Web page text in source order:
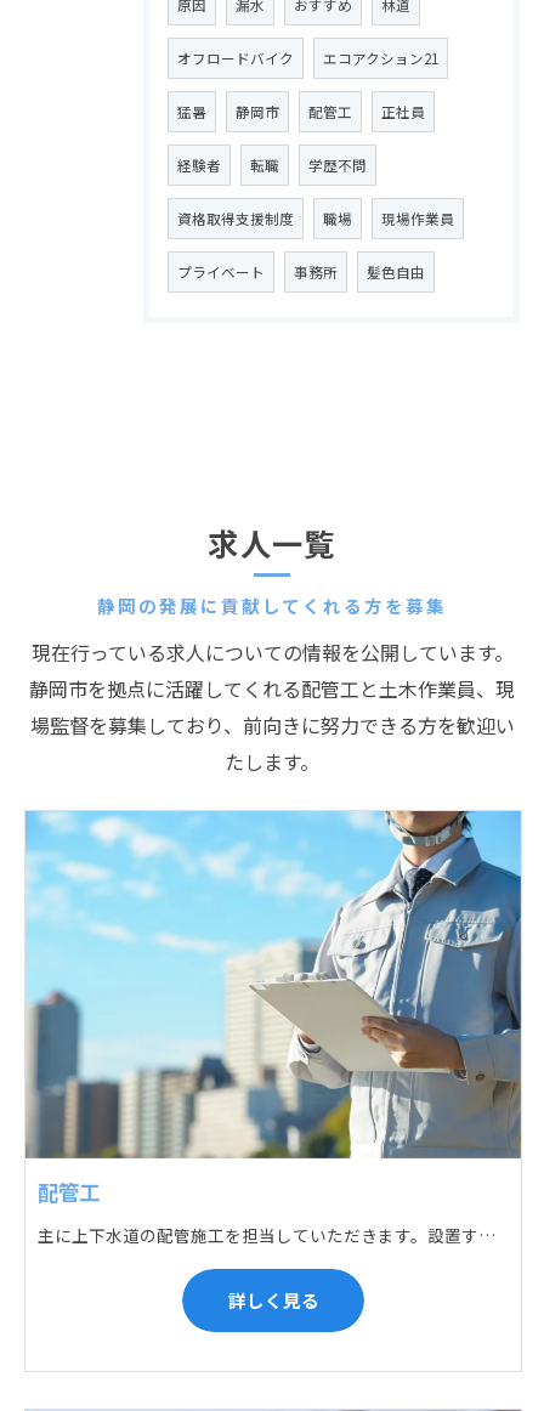
原因 漏水 おすすめ 林道
オフロードバイク エコアクション21
猛暑 静岡市 配管工 正社員
経験者 転職 学歴不問
資格取得支援制度 職場 現場作業員
プライベート 事務所 髪色自由
静岡の発展に貢献してくれる方を募集
求人一覧
現在行っている求人についての情報を公開しています。
静岡市を拠点に活躍してくれる配管工と土木作業員、現
場監督を募集しており、前向きに努力できる方を歓迎い
たします。
配管工
主に上下水道の配管施工を担当していただきます。設置する場所に応じて配管の形状や流れを工夫する管加工、ねじ切り、管締め、そして管据付作業になり、5人以上のチームで動くことが多いです。
詳しく見る